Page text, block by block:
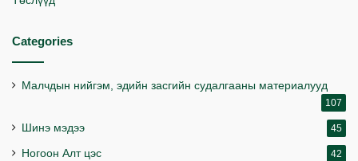
Categories
Малчдын нийгэм, эдийн засгийн судалгааны материалууд
107
Шинэ мэдээ 45
Ногоон Алт цэс 42